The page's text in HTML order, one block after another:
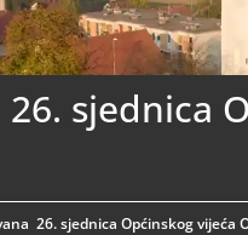
sjednica
26. sjednica Općinskog vijeća